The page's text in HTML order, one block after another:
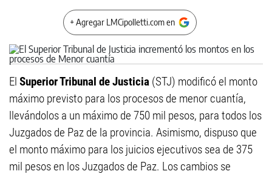
+ Agregar LMCipolletti.com en
El Superior Tribunal de Justicia (STJ) modificó el monto
máximo previsto para los procesos de menor cuantía,
llevándolos a un máximo de 750 mil pesos, para todos los
Juzgados de Paz de la provincia. Asimismo, dispuso que
el monto máximo para los juicios ejecutivos sea de 375
mil pesos en los Juzgados de Paz. Los cambios se